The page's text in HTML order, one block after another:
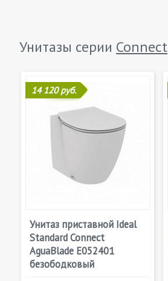
Унитазы серии Connect
14 120 руб.
Унитаз приставной Ideal
Standard Connect
AguaBlade E052401
безободковый